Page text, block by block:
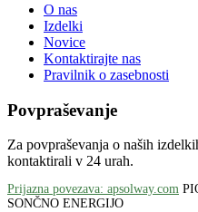
O nas
Izdelki
Novice
Kontaktirajte nas
Pravilnik o zasebnosti
Povpraševanje
Za povpraševanja o naših
kontaktirali v 24 urah.
Prijazna povezava: apsolway.com
SONČNO ENERGIJO